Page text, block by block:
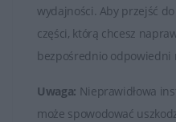
wydajności. Aby przejść
części, którą chcesz
bezpośrednio odpowiedni
Uwaga: Nieprawidłowa
może spowodować